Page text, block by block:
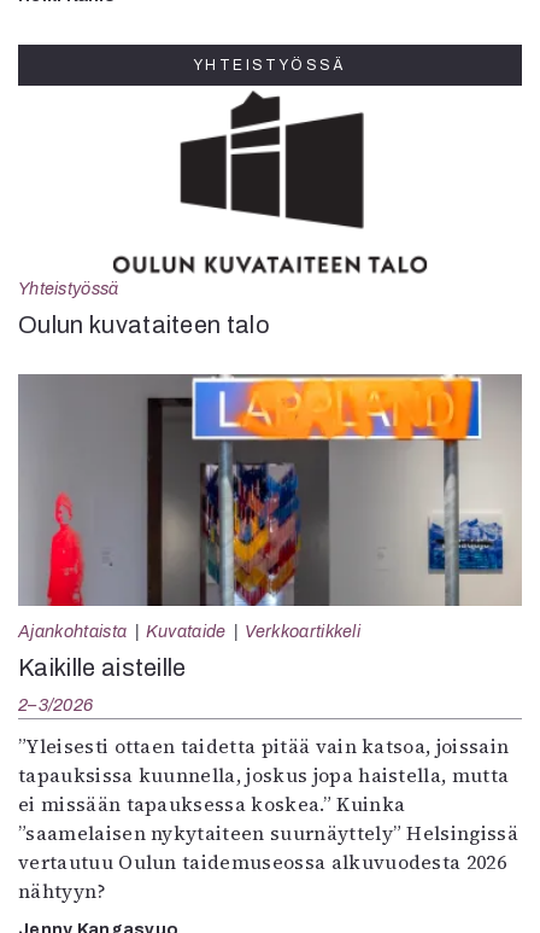
YHTEISTYÖSSÄ
Yhteistyössä
Oulun kuvataiteen talo
Ajankohtaista Kuvataide Verkkoartikkeli
Kaikille aisteille
2–3/2026
”Yleisesti ottaen taidetta pitää vain katsoa, joissain
tapauksissa kuunnella, joskus jopa haistella, mutta
ei missään tapauksessa koskea.” Kuinka
”saamelaisen nykytaiteen suurnäyttely” Helsingissä
vertautuu Oulun taidemuseossa alkuvuodesta 2026
nähtyyn?